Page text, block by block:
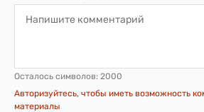
Осталось символов: 2000
Авторизуйтесь, чтобы иметь возможность
материалы